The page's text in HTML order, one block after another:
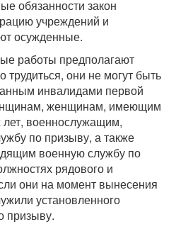
обязанности закон
учреждений и
осужденные.
работы предполагают
трудиться, они не могут быть
инвалидами первой
женщинам, имеющим
лет, военнослужащим,
по призыву, а также
военную службу по
рядового и
они на момент вынесения
установленного
призыву.